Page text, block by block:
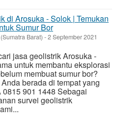
di Arosuka - Solok | Temukan
Sumur Bor
Barat) -2 September 2021
jasa geolistrik Arosuka -
untuk membantu eksplorasi
membuat sumur bor?
berada di tempat yang
0815 901 1448 Sebagai
survei geolistrik